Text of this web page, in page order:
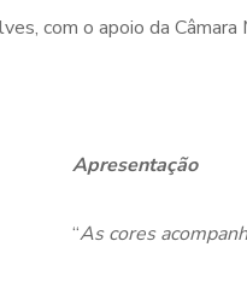
com o apoio da
Apresentação
“As cores